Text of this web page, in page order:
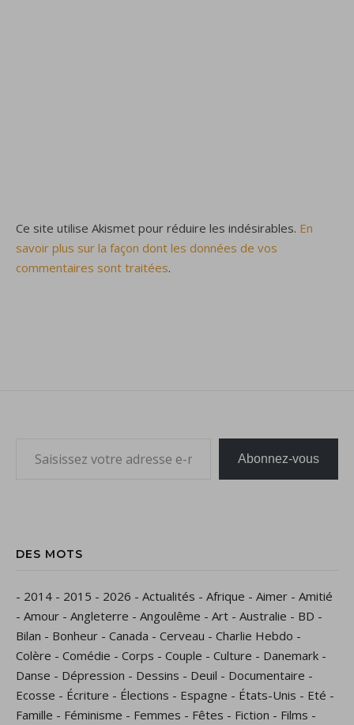
Ce site utilise Akismet pour réduire les indésirables. En
savoir plus sur la façon dont les données de vos
commentaires sont traitées.
Abonnez-vous
DES MOTS
- 2014 - 2015 - 2026 - Actualités - Afrique - Aimer - Amitié
- Amour - Angleterre - Angoulême - Art - Australie - BD -
Bilan - Bonheur - Canada - Cerveau - Charlie Hebdo -
Colère - Comédie - Corps - Couple - Culture - Danemark -
Danse - Dépression - Dessins - Deuil - Documentaire -
Ecosse - Écriture - Élections - Espagne - États-Unis - Eté -
Famille - Féminisme - Femmes - Fêtes - Fiction - Films -